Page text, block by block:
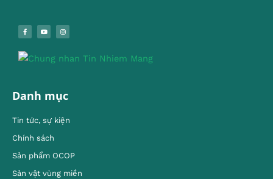
Danh mục
Tin tức, sự kiện
Chính sách
Sản phẩm OCOP
Sản vật vùng miền